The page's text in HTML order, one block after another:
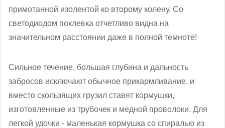
примотанной изолентой ко второму колену. Со
светодиодом поклевка отчетливо видна на
значительном расстоянии даже в полной темноте!
Сильное течение, большая глубина и дальность
забросов исключают обычное прикармливание, и
вместо скользящих грузил ставят кормушки,
изготовленные из трубочек и медной проволоки. Для
легкой удочки - маленькая кормушка со спиралью из